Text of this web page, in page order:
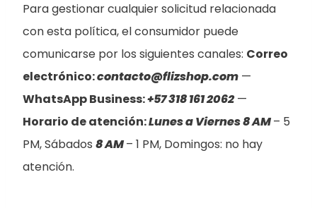
Para gestionar cualquier solicitud relacionada
con esta política, el consumidor puede
comunicarse por los siguientes canales: Correo
electrónico:contacto@flizshop.com —
WhatsApp Business:+57 318 161 2062—
Horario de atención:Lunes a Viernes 8 AM– 5
PM, Sábados 8 AM– 1 PM, Domingos: no hay
atención.